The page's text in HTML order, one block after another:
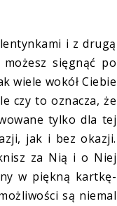
i z drugą
sięgnąć po
wiele wokół Ciebie
czy to oznacza, że
tylko dla tej
jak i bez okazji.
za Nią i o Niej
w piękną kartkę-
są niemal